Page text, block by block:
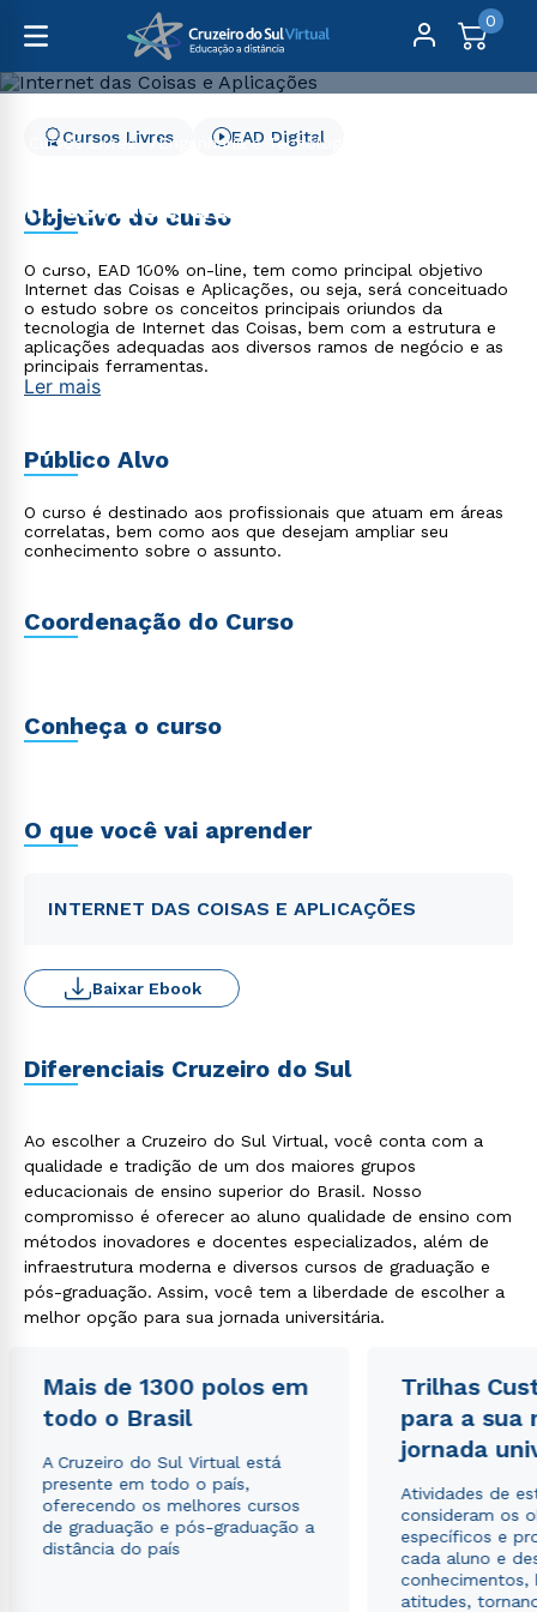
0
Cursos Livres
Engenharia e Tecnologia
Internet das Coisas e
Aplicações
Cursos Livres EAD Digital
Objetivo do curso
O curso, EAD 100% on-line, tem como principal objetivo
Internet das Coisas e Aplicações, ou seja, será conceituado
o estudo sobre os conceitos principais oriundos da
tecnologia de Internet das Coisas, bem com a estrutura e
aplicações adequadas aos diversos ramos de negócio e as
principais ferramentas.
Ler mais
Público Alvo
O curso é destinado aos profissionais que atuam em áreas
correlatas, bem como aos que desejam ampliar seu
conhecimento sobre o assunto.
Coordenação do Curso
Conheça o curso
O que você vai aprender
INTERNET DAS COISAS E APLICAÇÕES
Baixar Ebook
Diferenciais Cruzeiro do Sul
Ao escolher a Cruzeiro do Sul Virtual, você conta com a
qualidade e tradição de um dos maiores grupos
educacionais de ensino superior do Brasil. Nosso
compromisso é oferecer ao aluno qualidade de ensino com
métodos inovadores e docentes especializados, além de
infraestrutura moderna e diversos cursos de graduação e
pós-graduação. Assim, você tem a liberdade de escolher a
melhor opção para sua jornada universitária.
Mais de 1300 polos em
todo o Brasil
A Cruzeiro do Sul Virtual está
presente em todo o país,
oferecendo os melhores cursos
de graduação e pós-graduação a
distância do país
Trilhas
para a sua
jornada
Atividades de
consideram os
específicos e
cada aluno e
conhecimentos,
atitudes,